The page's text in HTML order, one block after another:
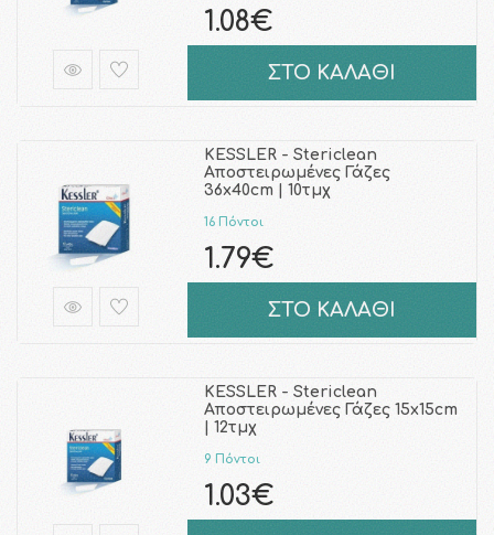
1.08€
ΣΤΟ ΚΑΛΑΘΙ
KESSLER - Stericlean
Αποστειρωμένες Γάζες
36x40cm | 10τμχ
16 Πόντοι
1.79€
ΣΤΟ ΚΑΛΑΘΙ
KESSLER - Stericlean
Αποστειρωμένες Γάζες 15x15cm
| 12τμχ
9 Πόντοι
1.03€